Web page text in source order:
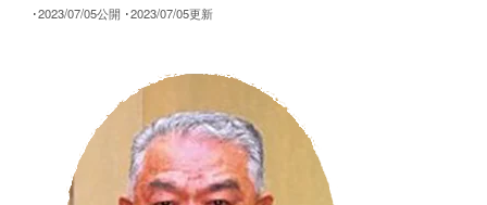
･2023/07/05公開 ･2023/07/05更新